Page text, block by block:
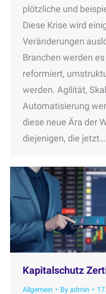
plötzliche und
Diese Krise wird
Veränderungen
Branchen werden
reformiert,
werden. Agilität,
Automatisierung
diese neue Ära der
diejenigen, die jetzt…
Kapitalschutz
Allgemein Byadmin